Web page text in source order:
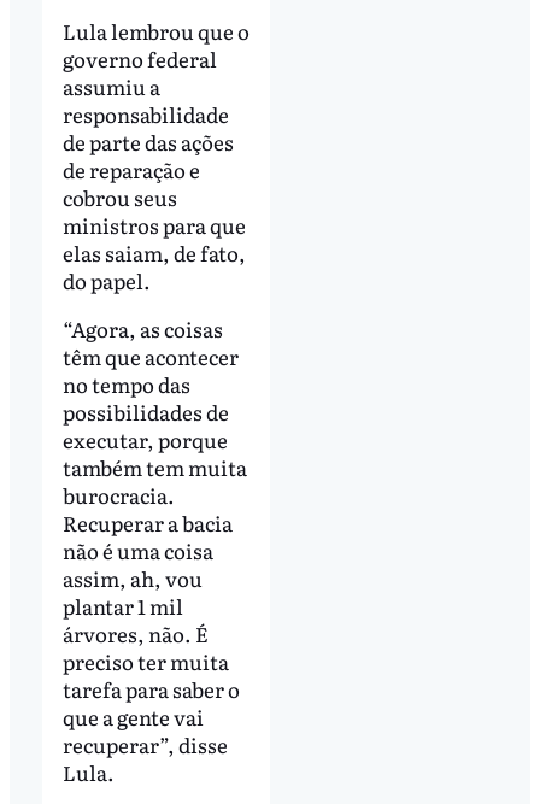
Lula lembrou que o
governo federal
assumiu a
responsabilidade
de parte das ações
de reparação e
cobrou seus
ministros para que
elas saiam, de fato,
do papel.
“Agora, as coisas
têm que acontecer
no tempo das
possibilidades de
executar, porque
também tem muita
burocracia.
Recuperar a bacia
não é uma coisa
assim, ah, vou
plantar 1 mil
árvores, não. É
preciso ter muita
tarefa para saber o
que a gente vai
recuperar”, disse
Lula.